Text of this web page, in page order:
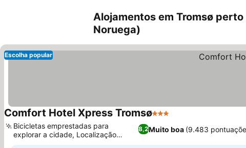
Alojamentos em Tromsø
Noruega)
Escolha popular
Comfort Hotel Xpress Tromsø3 Estrelas
8,2Muito boa (9.483
Bicicletas emprestadas para
explorar a cidade, Localização
central na cidade